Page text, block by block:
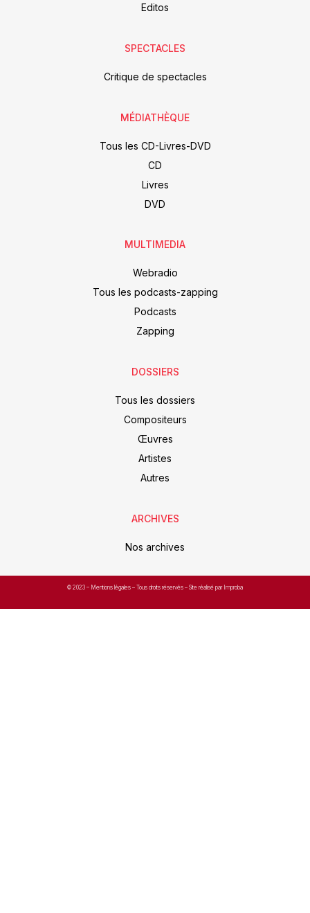
Editos
SPECTACLES
Critique de spectacles
MÉDIATHÈQUE
Tous les CD-Livres-DVD
CD
Livres
DVD
MULTIMEDIA
Webradio
Tous les podcasts-zapping
Podcasts
Zapping
DOSSIERS
Tous les dossiers
Compositeurs
Œuvres
Artistes
Autres
ARCHIVES
Nos archives
© 2023 – Mentions légales – Tous droits réservés – Site réalisé par Improba